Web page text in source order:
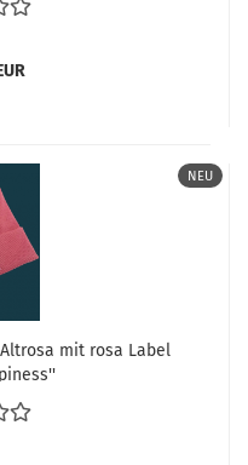
NEU
mit rosa Label